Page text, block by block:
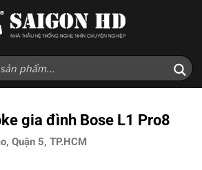
gia đình Bose L1 Pro8
Quận 5, TP.HCM